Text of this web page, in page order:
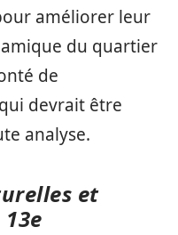
améliorer leur
du quartier
de
devrait être
analyse.
et